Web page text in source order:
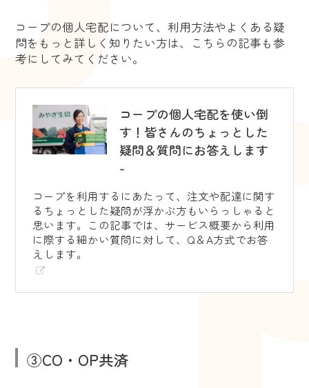
コープの個人宅配について、利用方法やよくある疑
問をもっと詳しく知りたい方は、こちらの記事も参
考にしてみてください。
コープの個人宅配を使い倒
す！皆さんのちょっとした
疑問＆質問にお答えします
-
コープを利用するにあたって、注文や配達に関す
るちょっとした疑問が浮かぶ方もいらっしゃると
思います。この記事では、サービス概要から利用
に際する細かい質問に対して、Q＆A方式でお答
えします。
③CO・OP共済